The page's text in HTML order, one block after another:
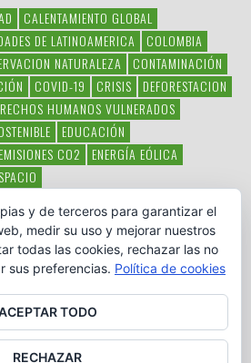
CALENTAMIENTO GLOBAL
DE LATINOAMERICA
COLOMBIA
NATURALEZA
CONTAMINACIÓN
COVID-19 CRISIS
DEFORESTACION
HUMANOS VULNERADOS
EDUCACIÓN
EMISIONES CO2
ENERGÍA EÓLICA
MEDIO AMBIENTE
MÉXICO
PAZ POBREZA POESÍA
POLITICA
RSE
SOBERANÍA ALIMENTARIA
TECNOLOGÍA VERTIDO PETROLEO
y de terceros para garantizar el
medir su uso y mejorar nuestros
todas las cookies, rechazar las no
sus preferencias. Política de cookies
TODO
RECHAZAR